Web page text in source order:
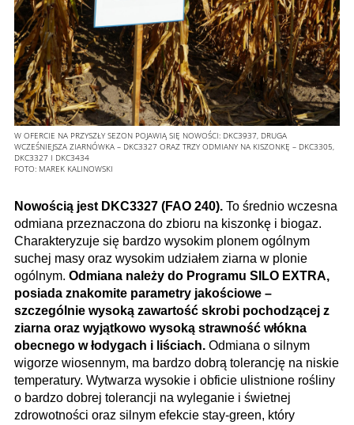
W OFERCIE NA PRZYSZŁY SEZON POJAWIĄ SIĘ NOWOŚCI: DKC3937, DRUGA
WCZEŚNIEJSZA ZIARNÓWKA – DKC3327 ORAZ TRZY ODMIANY NA KISZONKĘ – DKC3305,
DKC3327 I DKC3434
FOTO: MAREK KALINOWSKI
Nowością jest DKC3327 (FAO 240). To średnio wczesna
odmiana przeznaczona do zbioru na kiszonkę i biogaz.
Charakteryzuje się bardzo wysokim plonem ogólnym
suchej masy oraz wysokim udziałem ziarna w plonie
ogólnym. Odmiana należy do Programu SILO EXTRA,
posiada znakomite parametry jakościowe –
szczególnie wysoką zawartość skrobi pochodzącej z
ziarna oraz wyjątkowo wysoką strawność włókna
obecnego w łodygach i liściach. Odmiana o silnym
wigorze wiosennym, ma bardzo dobrą tolerancję na niskie
temperatury. Wytwarza wysokie i obficie ulistnione rośliny
o bardzo dobrej tolerancji na wyleganie i świetnej
zdrowotności oraz silnym efekcie stay-green, który